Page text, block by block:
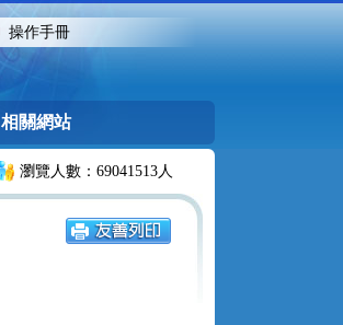
操作手冊
相關網站
瀏覽人數：69041513人